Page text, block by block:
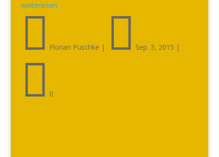
weiterlesen
 Florian Puschke |  Sep. 3, 2015 |
 0